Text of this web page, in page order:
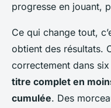
progresse en jouant,
Ce qui change tout,
obtient des résultats.
correctement dans
titre complet en
cumulée. Des